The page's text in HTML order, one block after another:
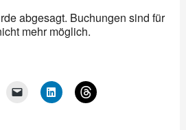
abgesagt. Buchungen sind für
mehr möglich.